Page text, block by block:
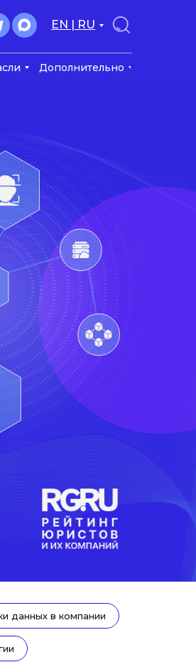
Дополнительно
EN | RU
данных в компании